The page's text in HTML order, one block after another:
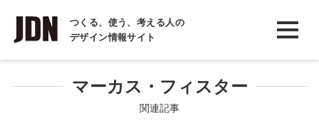
つくる、使う、考える人の
デザイン情報サイト
INTERVIEW
インタビュー
REPORT
マーカス・フィスター
関連記事